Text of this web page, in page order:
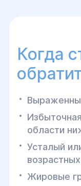
Когда
области
Усталый
Жировые